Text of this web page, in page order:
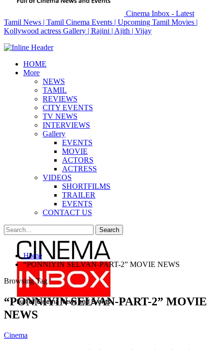
Cinema Inbox - Latest
Tamil News | Tamil Cinema Events | Upcoming Tamil Movies |
Kollywood actress Gallery | Rajini | Ajith | Vijay
HOME
More
NEWS
TAMIL
REVIEWS
CITY EVENTS
TV NEWS
INTERVIEWS
Gallery
EVENTS
MOVIE
ACTORS
ACTRESS
VIDEOS
SHORTFILMS
TRAILER
EVENTS
CONTACT US
Categories
Tags Home
“PONNIYIN SELVAN-PART-2” MOVIE NEWS
Browsing Tag
“PONNIYIN SELVAN-PART-2” MOVIE
NEWS
Cinema